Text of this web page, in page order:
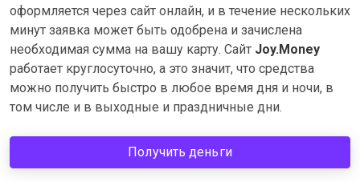
оформляется через сайт онлайн, и в течение нескольких
минут заявка может быть одобрена и зачислена
необходимая сумма на вашу карту. Сайт Joy.Money
работает круглосуточно, а это значит, что средства
можно получить быстро в любое время дня и ночи, в
том числе и в выходные и праздничные дни.
Получить деньги